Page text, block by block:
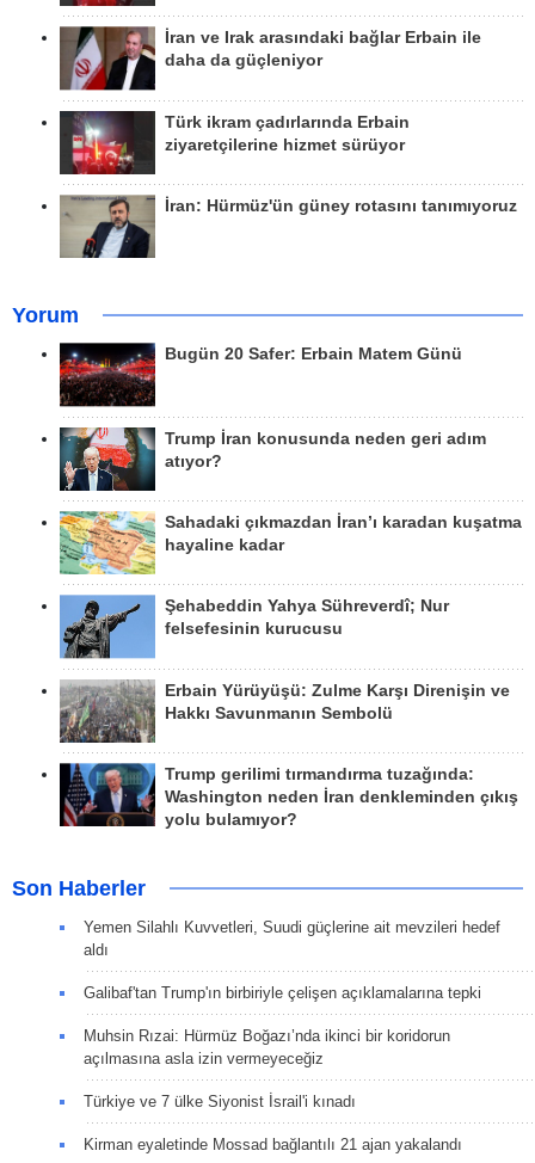
İran ve Irak arasındaki bağlar Erbain ile
daha da güçleniyor
Türk ikram çadırlarında Erbain
ziyaretçilerine hizmet sürüyor
İran: Hürmüz'ün güney rotasını tanımıyoruz
Yorum
Bugün 20 Safer: Erbain Matem Günü
Trump İran konusunda neden geri adım
atıyor?
Sahadaki çıkmazdan İran’ı karadan kuşatma
hayaline kadar
Şehabeddin Yahya Sühreverdî; Nur
felsefesinin kurucusu
Erbain Yürüyüşü: Zulme Karşı Direnişin ve
Hakkı Savunmanın Sembolü
Trump gerilimi tırmandırma tuzağında:
Washington neden İran denkleminden çıkış
yolu bulamıyor?
Son Haberler
Yemen Silahlı Kuvvetleri, Suudi güçlerine ait mevzileri hedef
aldı
Galibaf'tan Trump'ın birbiriyle çelişen açıklamalarına tepki
Muhsin Rızai: Hürmüz Boğazı’nda ikinci bir koridorun
açılmasına asla izin vermeyeceğiz
Türkiye ve 7 ülke Siyonist İsrail'i kınadı
Kirman eyaletinde Mossad bağlantılı 21 ajan yakalandı